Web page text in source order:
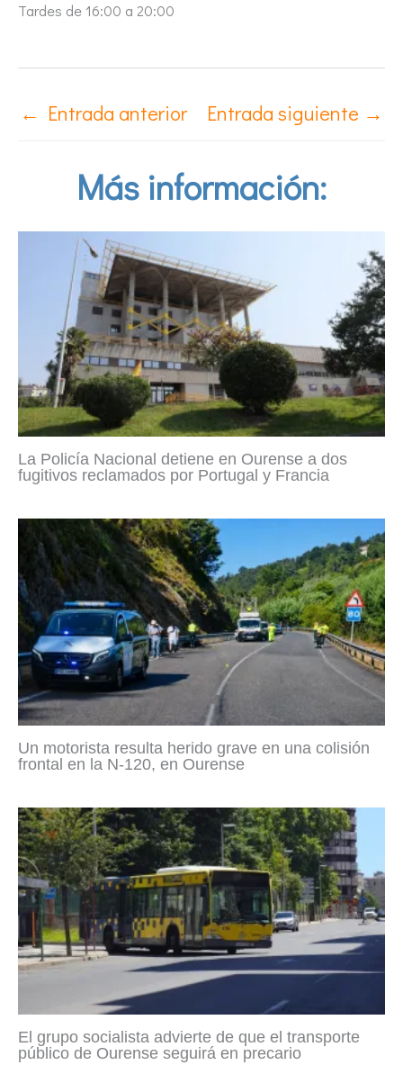
Tardes de 16:00 a 20:00
← Entrada anterior Entrada siguiente →
Más información:
La Policía Nacional detiene en Ourense a dos
fugitivos reclamados por Portugal y Francia
Un motorista resulta herido grave en una colisión
frontal en la N-120, en Ourense
El grupo socialista advierte de que el transporte
público de Ourense seguirá en precario